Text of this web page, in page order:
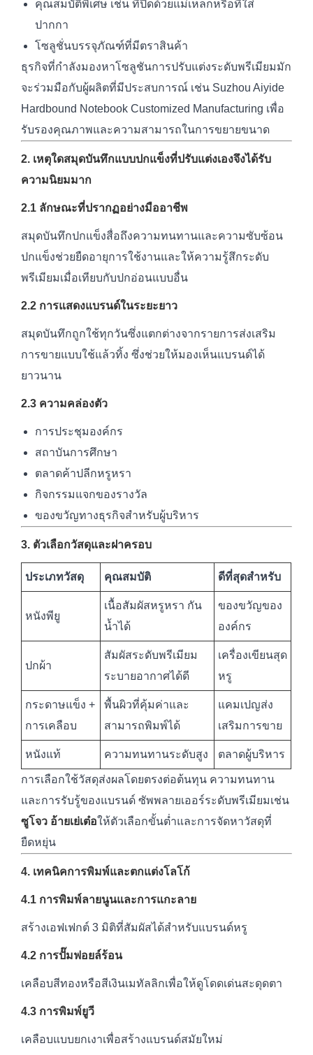
คุณสมบัติพิเศษ เช่น ที่ปิดด้วยแม่เหล็กหรือที่ใส่
ปากกา
โซลูชั่นบรรจุภัณฑ์ที่มีตราสินค้า
ธุรกิจที่กำลังมองหาโซลูชันการปรับแต่งระดับพรีเมียมมัก
จะร่วมมือกับผู้ผลิตที่มีประสบการณ์ เช่น Suzhou Aiyide
Hardbound Notebook Customized Manufacturing เพื่อ
รับรองคุณภาพและความสามารถในการขยายขนาด
2. เหตุใดสมุดบันทึกแบบปกแข็งที่ปรับแต่งเองจึงได้รับ
ความนิยมมาก
2.1 ลักษณะที่ปรากฏอย่างมืออาชีพ
สมุดบันทึกปกแข็งสื่อถึงความทนทานและความซับซ้อน
ปกแข็งช่วยยืดอายุการใช้งานและให้ความรู้สึกระดับ
พรีเมียมเมื่อเทียบกับปกอ่อนแบบอื่น
2.2 การแสดงแบรนด์ในระยะยาว
สมุดบันทึกถูกใช้ทุกวันซึ่งแตกต่างจากรายการส่งเสริม
การขายแบบใช้แล้วทิ้ง ซึ่งช่วยให้มองเห็นแบรนด์ได้
ยาวนาน
2.3 ความคล่องตัว
การประชุมองค์กร
สถาบันการศึกษา
ตลาดค้าปลีกหรูหรา
กิจกรรมแจกของรางวัล
ของขวัญทางธุรกิจสำหรับผู้บริหาร
3. ตัวเลือกวัสดุและฝาครอบ
ประเภทวัสดุ คุณสมบัติ ดีที่สุดสำหรับ
หนังพียู
เนื้อสัมผัสหรูหรา กัน
น้ำได้
ของขวัญของ
องค์กร
ปกผ้า
สัมผัสระดับพรีเมียม
ระบายอากาศได้ดี
เครื่องเขียนสุด
หรู
กระดาษแข็ง +
การเคลือบ
พื้นผิวที่คุ้มค่าและ
สามารถพิมพ์ได้
แคมเปญส่ง
เสริมการขาย
หนังแท้ ความทนทานระดับสูง ตลาดผู้บริหาร
การเลือกใช้วัสดุส่งผลโดยตรงต่อต้นทุน ความทนทาน
และการรับรู้ของแบรนด์ ซัพพลายเออร์ระดับพรีเมียมเช่น
ซูโจว อ้ายเย่เต๋อให้ตัวเลือกขั้นต่ำและการจัดหาวัสดุที่
ยืดหยุ่น
4. เทคนิคการพิมพ์และตกแต่งโลโก้
4.1 การพิมพ์ลายนูนและการแกะลาย
สร้างเอฟเฟกต์ 3 มิติที่สัมผัสได้สำหรับแบรนด์หรู
4.2 การปั๊มฟอยล์ร้อน
เคลือบสีทองหรือสีเงินเมทัลลิกเพื่อให้ดูโดดเด่นสะดุดตา
4.3 การพิมพ์ยูวี
เคลือบแบบยกเงาเพื่อสร้างแบรนด์สมัยใหม่